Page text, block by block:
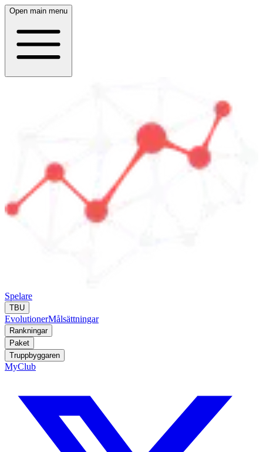
Open main menu
Spelare
TBU
EvolutionerMålsättningar
Rankningar
Paket
Truppbyggaren
MyClub